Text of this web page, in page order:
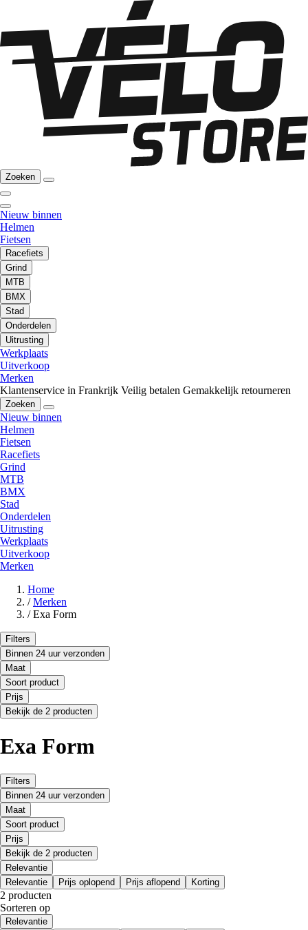
Zoeken
Nieuw binnen
Helmen
Fietsen
Racefiets
Grind
MTB
BMX
Stad
Onderdelen
Uitrusting
Werkplaats
Uitverkoop
Merken
Klantenservice in Frankrijk Veilig betalen Gemakkelijk retourneren
Zoeken
Nieuw binnen
Helmen
Fietsen
Racefiets
Grind
MTB
BMX
Stad
Onderdelen
Uitrusting
Werkplaats
Uitverkoop
Merken
Home
/ Merken
/ Exa Form
Filters
Binnen 24 uur verzonden
Maat
Soort product
Prijs
Bekijk de 2 producten
Exa Form
Filters
Binnen 24 uur verzonden
Maat
Soort product
Prijs
Bekijk de 2 producten
Relevantie
Relevantie
Prijs oplopend Prijs aflopend Korting
2 producten
Sorteren op
Relevantie